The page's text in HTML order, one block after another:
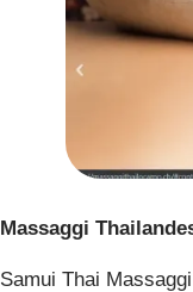
Massaggi
Samui Thai